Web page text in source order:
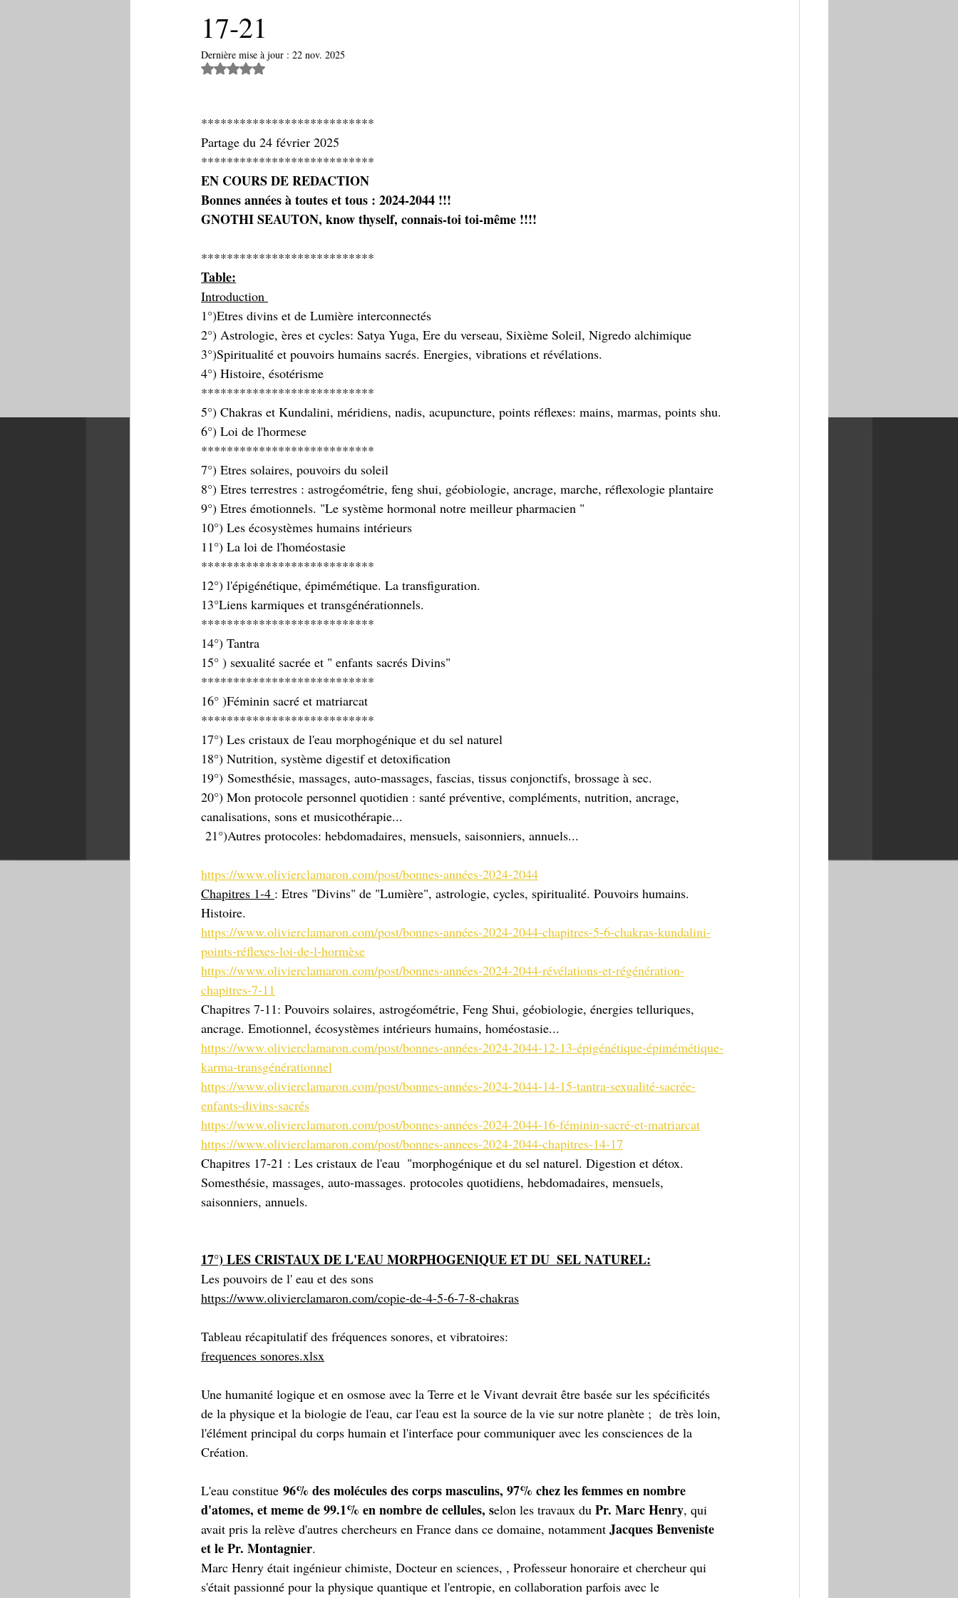
17-21
Dernière mise à jour : 22 nov. 2025
Noté NaN étoiles sur 5.
***************************
Partage du 24 février 2025
***************************
EN COURS DE REDACTION
Bonnes années à toutes et tous : 2024-2044 !!!
GNOTHI SEAUTON, know thyself, connais-toi toi-même !!!!
***************************
Table:
Introduction
1°)Etres divins et de Lumière interconnectés
2°) Astrologie, ères et cycles: Satya Yuga, Ere du verseau, Sixième Soleil, Nigredo alchimique
3°)Spiritualité et pouvoirs humains sacrés. Energies, vibrations et révélations.
4°) Histoire, ésotérisme
***************************
5°) Chakras et Kundalini, méridiens, nadis, acupuncture, points réflexes: mains, marmas, points shu.
6°) Loi de l'hormese
***************************
7°) Etres solaires, pouvoirs du soleil
8°) Etres terrestres : astrogéométrie, feng shui, géobiologie, ancrage, marche, réflexologie plantaire
9°) Etres émotionnels. "Le système hormonal notre meilleur pharmacien "
10°) Les écosystèmes humains intérieurs
11°) La loi de l'homéostasie
***************************
12°) l'épigénétique, épimémétique. La transfiguration.
13°Liens karmiques et transgénérationnels.
***************************
14°) Tantra
15° ) sexualité sacrée et " enfants sacrés Divins"
***************************
16° )Féminin sacré et matriarcat
***************************
17°) Les cristaux de l'eau morphogénique et du sel naturel
18°) Nutrition, système digestif et detoxification
19°) Somesthésie, massages, auto-massages, fascias, tissus conjonctifs, brossage à sec.
20°) Mon protocole personnel quotidien : santé préventive, compléments, nutrition, ancrage,
canalisations, sons et musicothérapie...
21°)Autres protocoles: hebdomadaires, mensuels, saisonniers, annuels...
https://www.olivierclamaron.com/post/bonnes-années-2024-2044
Chapitres 1-4 : Etres "Divins" de "Lumière", astrologie, cycles, spiritualité. Pouvoirs humains.
Histoire.
https://www.olivierclamaron.com/post/bonnes-années-2024-2044-chapitres-5-6-chakras-kundalini-
points-réflexes-loi-de-l-hormèse
https://www.olivierclamaron.com/post/bonnes-années-2024-2044-révélations-et-régénération-
chapitres-7-11
Chapitres 7-11: Pouvoirs solaires, astrogéométrie, Feng Shui, géobiologie, énergies telluriques,
ancrage. Emotionnel, écosystèmes intérieurs humains, homéostasie...
https://www.olivierclamaron.com/post/bonnes-années-2024-2044-12-13-épigénétique-épimémétique-
karma-transgénérationnel
https://www.olivierclamaron.com/post/bonnes-années-2024-2044-14-15-tantra-sexualité-sacrée-
enfants-divins-sacrés
https://www.olivierclamaron.com/post/bonnes-années-2024-2044-16-féminin-sacré-et-matriarcat
https://www.olivierclamaron.com/post/bonnes-annees-2024-2044-chapitres-14-17
Chapitres 17-21 : Les cristaux de l'eau  "morphogénique et du sel naturel. Digestion et détox.
Somesthésie, massages, auto-massages. protocoles quotidiens, hebdomadaires, mensuels,
saisonniers, annuels.
17°) LES CRISTAUX DE L'EAU MORPHOGENIQUE ET DU  SEL NATUREL:
Les pouvoirs de l' eau et des sons
https://www.olivierclamaron.com/copie-de-4-5-6-7-8-chakras
Tableau récapitulatif des fréquences sonores, et vibratoires:
frequences sonores.xlsx
Une humanité logique et en osmose avec la Terre et le Vivant devrait être basée sur les spécificités
de la physique et la biologie de l'eau, car l'eau est la source de la vie sur notre planète ;  de très loin,
l'élément principal du corps humain et l'interface pour communiquer avec les consciences de la
Création.
L'eau constitue 96% des molécules des corps masculins, 97% chez les femmes en nombre
d'atomes, et meme de 99.1% en nombre de cellules, selon les travaux du Pr. Marc Henry, qui
avait pris la relève d'autres chercheurs en France dans ce domaine, notamment Jacques Benveniste
et le Pr. Montagnier.
Marc Henry était ingénieur chimiste, Docteur en sciences, , Professeur honoraire et chercheur qui
s'était passionné pour la physique quantique et l'entropie, en collaboration parfois avec le